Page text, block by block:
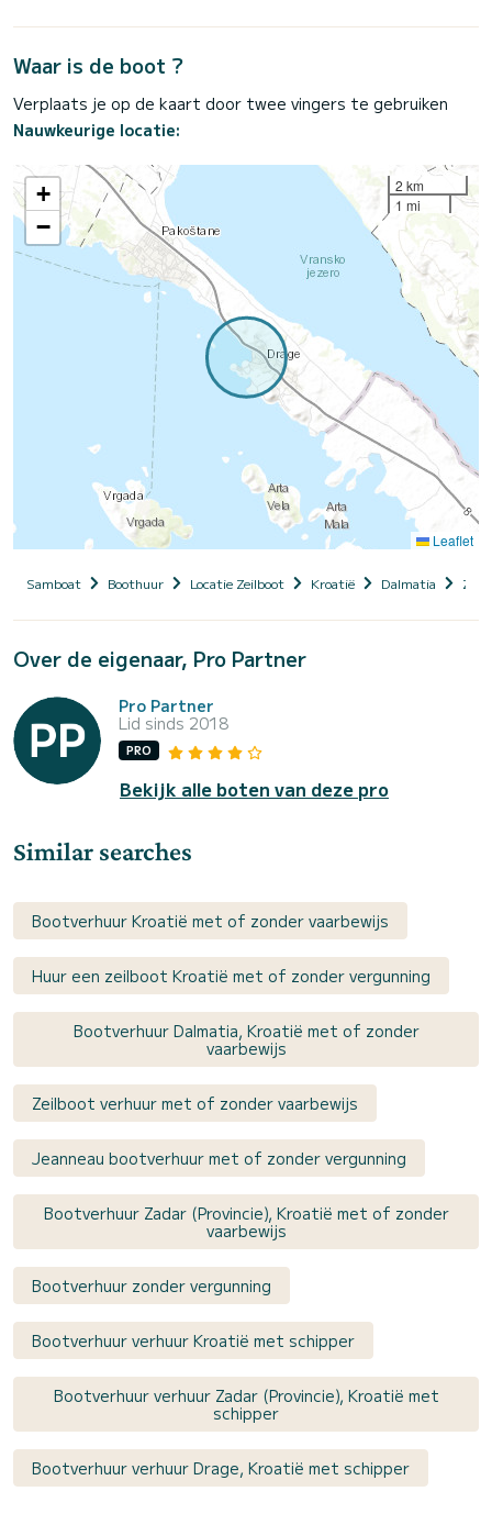
Waar is de boot ?
Verplaats je op de kaart door twee vingers te gebruiken
Nauwkeurige locatie:
+
−
2 km
1 mi
Leaflet
Samboat Boothuur Locatie Zeilboot Kroatië Dalmatia
Over de eigenaar, Pro Partner
Pro Partner
Lid sinds 2018
PRO
Bekijk alle boten van deze pro
Similar searches
Bootverhuur Kroatië met of zonder vaarbewijs
Huur een zeilboot Kroatië met of zonder vergunning
Bootverhuur Dalmatia, Kroatië met of zonder
vaarbewijs
Zeilboot verhuur met of zonder vaarbewijs
Jeanneau bootverhuur met of zonder vergunning
Bootverhuur Zadar (Provincie), Kroatië met of zonder
vaarbewijs
Bootverhuur zonder vergunning
Bootverhuur verhuur Kroatië met schipper
Bootverhuur verhuur Zadar (Provincie), Kroatië met
schipper
Bootverhuur verhuur Drage, Kroatië met schipper